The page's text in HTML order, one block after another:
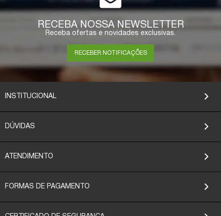
RECEBA NOSSA NEWSLETTER
Receba ofertas e novidades exclusivas.
RECEBER NOTIFICAÇÕES
INSTITUCIONAL
DÚVIDAS
ATENDIMENTO
FORMAS DE PAGAMENTO